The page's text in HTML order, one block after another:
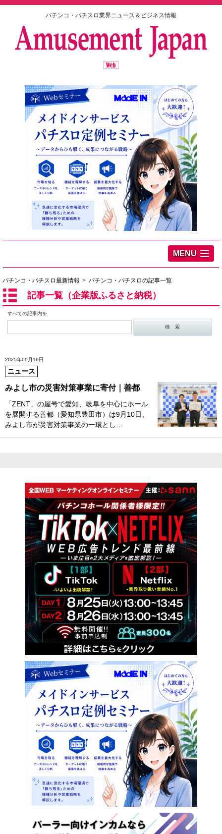
パチンコ・パチスロ業界ニュース＆ビジネス情報
MENU
パチンコ・パチスロ最新情報 パチンコ・パチスロの記事一覧
記事一覧（企業版ふるさと納税）
すべての記事内を
2025年09月16日
ニュース
みよし市の災害対策事業に寄付｜善都
「ZENT」の屋号で愛知、岐阜を中心にホール
を展開する善都（愛知県豊田市）は9月10日、
みよし市が災害対策事業の一環とし…